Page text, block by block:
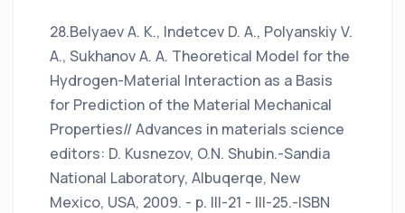
28.Belyaev A. K., Indetcev D. A., Polyanskiy V.
A., Sukhanov A. A. Theoretical Model for the
Hydrogen-Material Interaction as a Basis
for Prediction of the Material Mechanical
Properties// Advances in materials science
editors: D. Kusnezov, O.N. Shubin.-Sandia
National Laboratory, Albuqerqe, New
Mexico, USA, 2009. - p. III-21 - III-25.-ISBN